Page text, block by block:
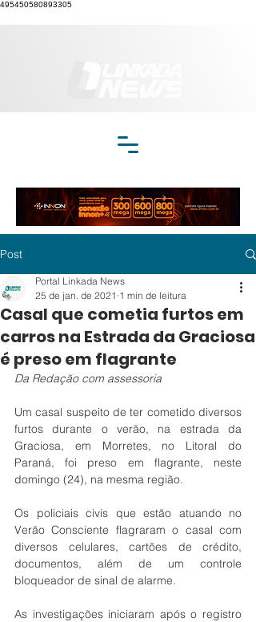
495450580893305
Post
Casal que cometia furtos em
carros na Estrada da Graciosa
é preso em flagrante
Portal Linkada News
25 de jan. de 2021 1 min de leitura
Da Redação com assessoria
Um casal suspeito de ter cometido diversos
furtos durante o verão, na estrada da
Graciosa, em Morretes, no Litoral do
Paraná, foi preso em flagrante, neste
domingo (24), na mesma região.
Os policiais civis que estão atuando no
Verão Consciente flagraram o casal com
diversos celulares, cartões de crédito,
documentos, além de um controle
bloqueador de sinal de alarme.
As investigações iniciaram após o registro